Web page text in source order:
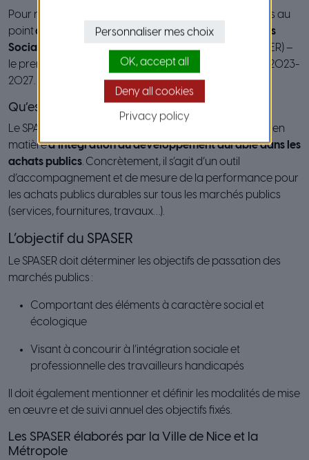
Pour répondre efficacement à ces enjeux, elles ont mis au
pointdeux Schémas de Promotion des Achats Publics
Socialement et Écologiquement Responsables
(SPASER) –
le premier en 2016, le second pour couvrir la période 2023-
2027.
Qu’est-ce qu’un SPASER ?
Le SPASER constitue la feuille de route des collectivités en
matièred’intégration du développement durable dans les
achats publics. Concrètement, il s’agit d’un outil
d’accompagnement et de mesure de la performance pour
les achats publics durables sur tous les marchés publics
(services, fournitures, travaux…).
L’objectif du SPASER
Le SPASER doit déterminer les objectifs de passation des
marchés publics :
Comportant des éléments à caractère social et
écologique
Visant à concourir à l’intégration sociale et
professionnelle des travailleurs handicapés
Il doit également mentionner et définir les modalités de mise
en œuvre et de suivi annuel des objectifs fixés.
Les SPASER élaborés par la Ville de Nice et la
Métropole
Personnaliser mes choix
OK, accept all
Deny all cookies
Privacy policy